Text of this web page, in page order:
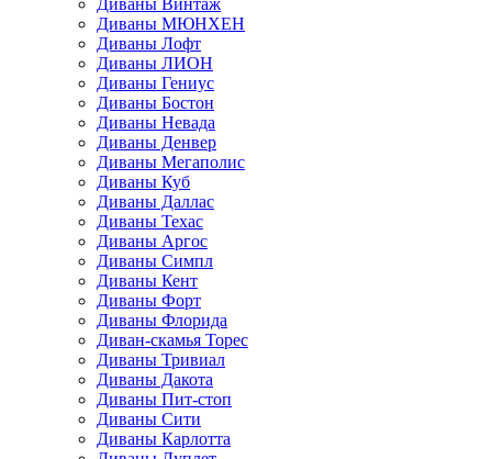
Диваны Винтаж
Диваны МЮНХЕН
Диваны Лофт
Диваны ЛИОН
Диваны Гениус
Диваны Бостон
Диваны Невада
Диваны Денвер
Диваны Мегаполис
Диваны Куб
Диваны Даллас
Диваны Техас
Диваны Аргос
Диваны Симпл
Диваны Кент
Диваны Форт
Диваны Флорида
Диван-скамья Торес
Диваны Тривиал
Диваны Дакота
Диваны Пит-стоп
Диваны Сити
Диваны Карлотта